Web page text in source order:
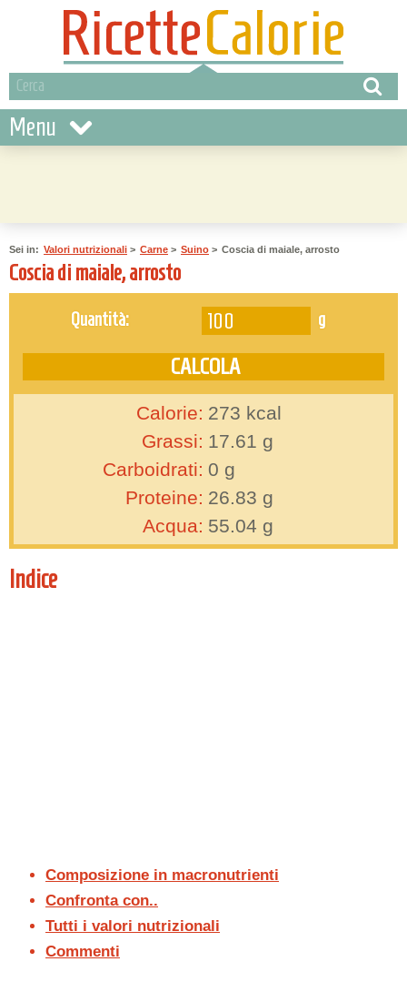
Menu
Sei in: Valori nutrizionali > Carne > Suino > Coscia di maiale, arrosto
Coscia di maiale, arrosto
Quantità: g
Calorie: 273 kcal
Grassi: 17.61 g
Carboidrati: 0 g
Proteine: 26.83 g
Acqua: 55.04 g
Indice
Composizione in macronutrienti
Confronta con..
Tutti i valori nutrizionali
Commenti